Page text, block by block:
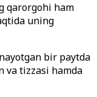
qarorgohi ham
uning
bir paytda
va tizzasi hamda